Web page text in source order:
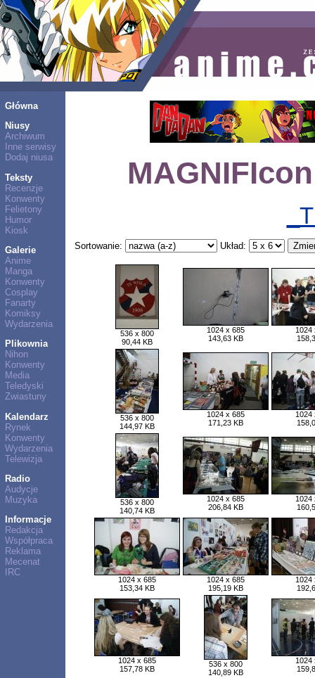
Główna
Niusy
Archiwum
Inne serwisy
Dodaj niusa
Teksty
Recenzje
Konwenty
Felietony
Humor
Kiosk
Galerie
Anime
Manga
Konwenty
Cosplay
Fanarty
Komiksy
Wydarzenia
Plikownia
Nihon
Konwenty
Media
Teledyski
Zwiastuny
Kalendarz
Rynek
Konwenty
Wydarzenia
Telewizja
Radio
Audycje
Muzyka
Informacje
Redakcja
Współpraca
Reklama
Mecenat
IRC
Sortowanie: Układ:
536 x 800
90,44 KB
1024 x 685
143,63 KB
1024
536 x 800
144,97 KB
1024 x 685
171,23 KB
1024
536 x 800
140,74 KB
1024 x 685
206,84 KB
1024
1024 x 685
153,34 KB
1024 x 685
195,19 KB
1024
1024 x 685
157,78 KB
536 x 800
140,89 KB
1024